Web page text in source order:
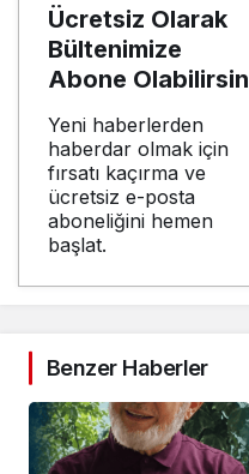
Ücretsiz Olarak
Bültenimize
Abone Olabilirsin
Yeni haberlerden
haberdar olmak için
fırsatı kaçırma ve
ücretsiz e-posta
aboneliğini hemen
başlat.
Benzer Haberler